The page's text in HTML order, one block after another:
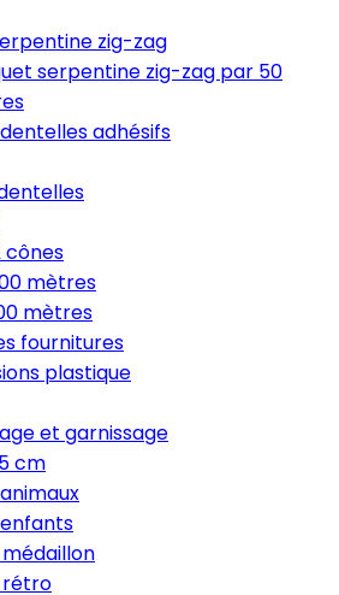
zig-zag
serpentine zig-zag par 50
adhésifs
cônes
mètres
mètres
fournitures
plastique
et garnissage
cm
rétro